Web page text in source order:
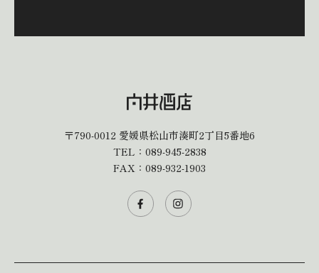
〒790-0012 愛媛県松山市湊町2丁目5番地6
TEL： 089-945-2838
FAX：089-932-1903